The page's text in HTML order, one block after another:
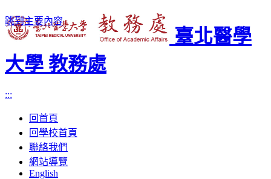
跳到主要內容
臺北醫學
大學 教務處
:::
回首頁
回學校首頁
聯絡我們
網站導覽
English